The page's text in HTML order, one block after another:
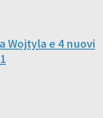
Wojtyla e 4 nuovi